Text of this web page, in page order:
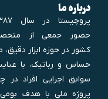
درباره ما
پروچیستا
حضور جمعی از
کشور در حوزه ابزار دقیق،
حساس و رباتیک، با عنایت
سوابق اجرایی افراد در
پروژه ملی‌ با هدف